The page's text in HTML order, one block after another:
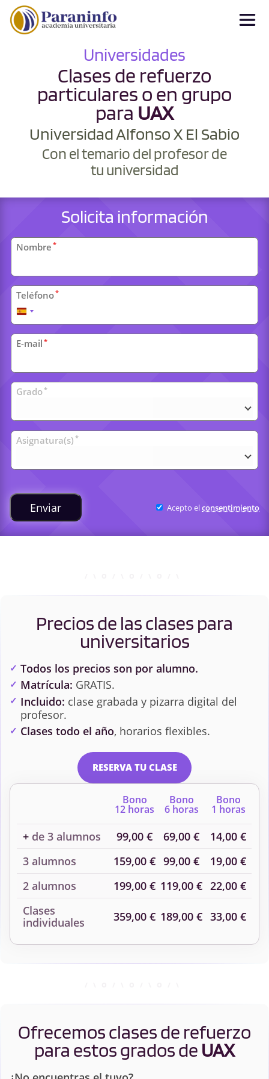
Universidades
Clases de refuerzo
particulares o en grupo
para UAX
Universidad Alfonso X El Sabio
Con el temario del profesor de
tu universidad
Solicita información
Datos
personales
Nombre *
Teléfono*
España
+34
E-mail *
Clases
universitarias
Grado*
Asignatura(s) *
Enviar Acepto elconsentimiento
Precios de las clases para
universitarios
Todos los precios son por alumno.
Matrícula: GRATIS.
Incluido: clase grabada y pizarra digital del
profesor.
Clases todo el año, horarios flexibles.
RESERVA TU CLASE
Bono
12 horas
Bono
6 horas
Bono
1 horas
+ de 3 alumnos 99,00 € 69,00 €
14,00 €
3 alumnos
159,00 € 99,00 €
19,00 €
2 alumnos
199,00 € 119,00 € 22,00 €
Clases
individuales
359,00 € 189,00 € 33,00 €
Ofrecemos clases de refuerzo
para estos grados de UAX